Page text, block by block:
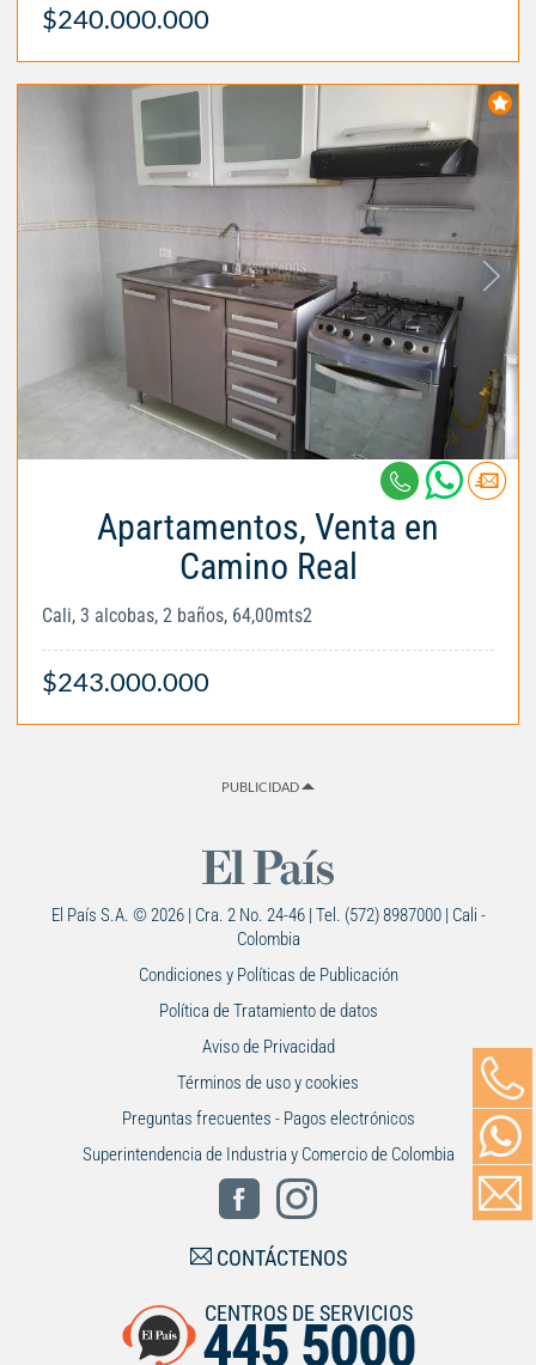
$240.000.000
Apartamentos, Venta en
Camino Real
Cali, 3 alcobas, 2 baños, 64,00mts2
$243.000.000
PUBLICIDAD
El País S.A. © 2026 | Cra. 2 No. 24-46 | Tel. (572) 8987000 | Cali -
Colombia
Condiciones y Políticas de Publicación
Política de Tratamiento de datos
Aviso de Privacidad
Términos de uso y cookies
Preguntas frecuentes - Pagos electrónicos
Superintendencia de Industria y Comercio de Colombia
CONTÁCTENOS
CENTROS DE SERVICIOS
445 5000